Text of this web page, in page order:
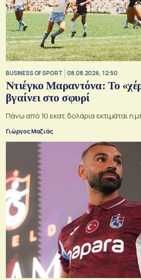
BUSINESS OF SPORT 08.08.2026, 12:50
Ντιέγκο Μαραντόνα: Το
βγαίνει στο σφυρί
Πάνω από 10 εκατ. δολάρια εκτιμάται η
Γιώργος Μαζιάς